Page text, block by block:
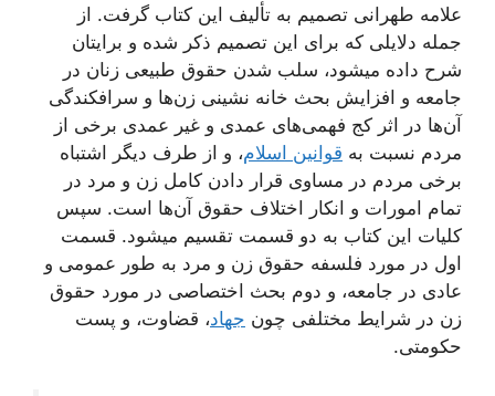
علامه طهرانی تصمیم به تألیف این کتاب گرفت. از
جمله دلایلی که برای این تصمیم ذکر شده و برایتان
شرح داده میشود، سلب شدن حقوق طبیعی زنان در
جامعه و افزایش بحث خانه نشینی زن‌ها و سرافکندگی
آن‌ها در اثر کج فهمی‌های عمدی و غیر عمدی برخی از
مردم نسبت بهقوانین اسلام، و از طرف دیگر اشتباه
برخی مردم در مساوی قرار دادن کامل زن و مرد در
تمام امورات و انکار اختلاف حقوق آن‌ها است. سپس
کلیات این کتاب به دو قسمت تقسیم میشود. قسمت
اول در مورد فلسفه حقوق زن و مرد به طور عمومی و
عادی در جامعه، و دوم بحث اختصاصی در مورد حقوق
زن در شرایط مختلفی چونجهاد، قضاوت، و پست
حکومتی.